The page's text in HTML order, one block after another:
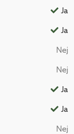
Ja
Ja
Nej
Nej
Ja
Ja
Nej